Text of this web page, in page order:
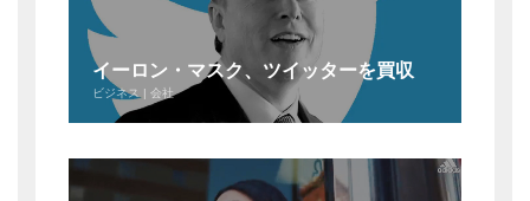
イーロン・マスク、ツイッターを買収
ビジネス | 会社